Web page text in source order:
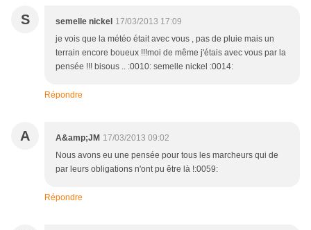
S semelle nickel 17/03/2013 17:09
je vois que la météo était avec vous , pas de pluie mais un
terrain encore boueux !!!moi de même j'étais avec vous par la
pensée !!! bisous .. :0010: semelle nickel :0014:
Répondre
A A&amp;JM 17/03/2013 09:02
Nous avons eu une pensée pour tous les marcheurs qui de
par leurs obligations n'ont pu être là !:0059:
Répondre